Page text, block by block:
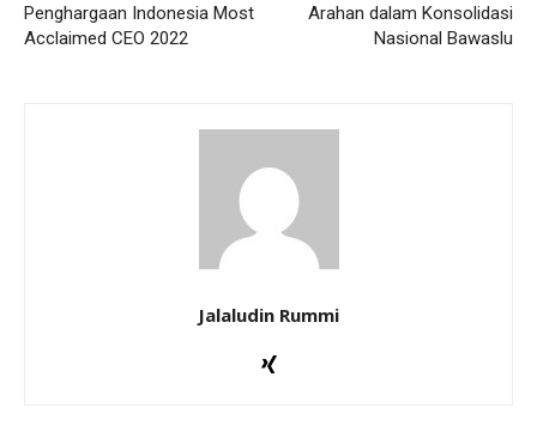
Penghargaan Indonesia Most
Acclaimed CEO 2022
Arahan dalam Konsolidasi
Nasional Bawaslu
Jalaludin Rummi